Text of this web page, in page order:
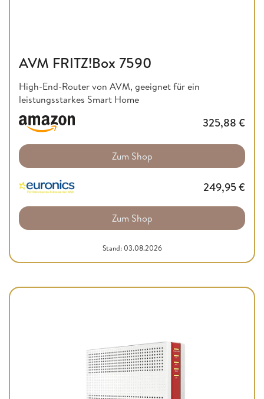
AVM FRITZ!Box 7590
High-End-Router von AVM, geeignet für ein
leistungsstarkes Smart Home
325,88 €
Zum Shop
249,95€
Zum Shop
Stand: 03.08.2026